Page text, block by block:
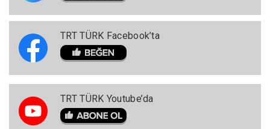
TRT TÜRK Facebook’ta
TRT TÜRK Youtube’da